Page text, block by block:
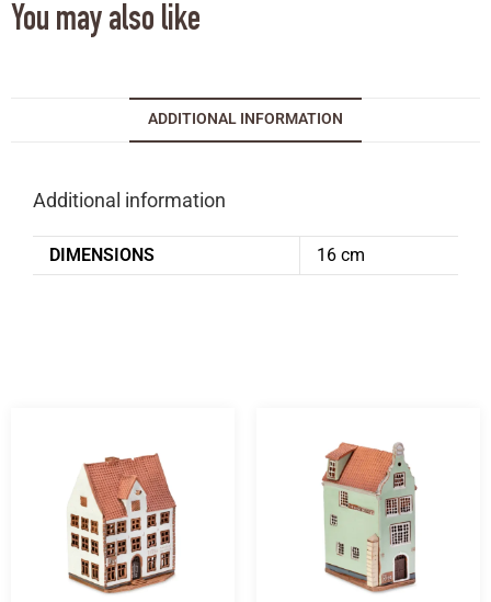
You may also like
ADDITIONAL INFORMATION
Additional information
DIMENSIONS 16 cm